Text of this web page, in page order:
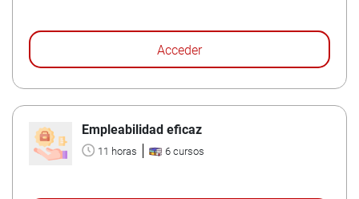
Acceder
Empleabilidad eficaz
11 horas 6 cursos